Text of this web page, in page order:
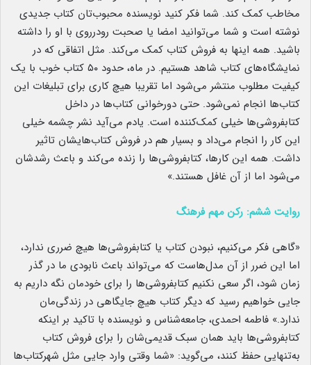
مخاطب کمک کند. شما فکر کنید نویسنده محبوب‌تان کتاب جدیدی
نوشته است و شما می‌توانید امضا یا صحبت رودرروی با او را داشته
باشید. همه اینها به فروش کتاب کمک می‌کند. مثل اتفاقی که در
نمایشگاه‌های کتاب شاهد هستیم. در ماه، حدود ۵۰ کتاب خوب با یک
کیفیت مطلوب منتشر می‌شود اما تقریبا هیچ کاری برای تبلیغات این
کتاب‌ها انجام نمی‌شود. حتی دورخوانی کتاب‌ها در داخل
کتابفروشی‌ها خیلی کمک‌کننده است. یادم می‌آید نشر چشمه خیلی
این کار را انجام می‌داد و بسیار هم در فروش کتاب‌هایشان تاثیر
داشت. همه این کارها، کتابفروشی‌ها را زنده می‌کند و باعث رشدشان
می‌شود اما از آن غافل هستند.»
روایت ششم: رکن مهم فرهنگ
«گاهی فکر می‌کنیم، نبودن کتاب یا کتابفروشی‌ها هیچ ضرری ندارد،
اما این ضرر از آن مدل‌هاست که می‌تواند باعث نابودی ما در گذر
زمان شود، اگر سعی نکنیم کتابفروشی‌ها را برای خودمان نگه داریم به
جایی خواهیم رسید که دیگر کتاب هیچ جایگاهی در زندگی‌مان
ندارد.» فاطمه احمدی، جامعه‌شناس و نویسنده با تاکید بر اینکه
کتابفروشی‌ها باید همان سبک قدیمی‌شان را برای فروش کتاب
به‌تنهایی حفظ کنند، می‌گوید: «شما وقتی وارد جایی مثل شهرکتاب‌ها